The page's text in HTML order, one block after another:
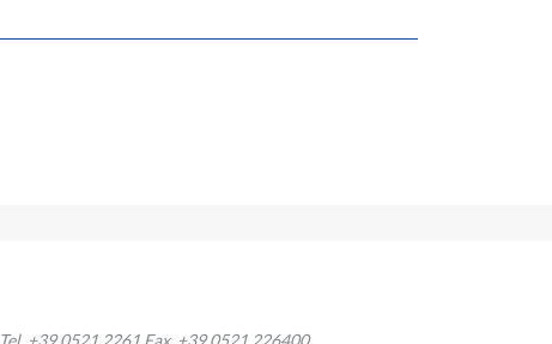
Tel. +39 0521.2261 Fax. +39 0521.226400